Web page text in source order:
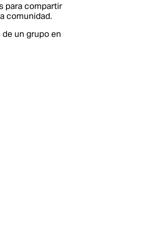
para compartir
comunidad.
un grupo en